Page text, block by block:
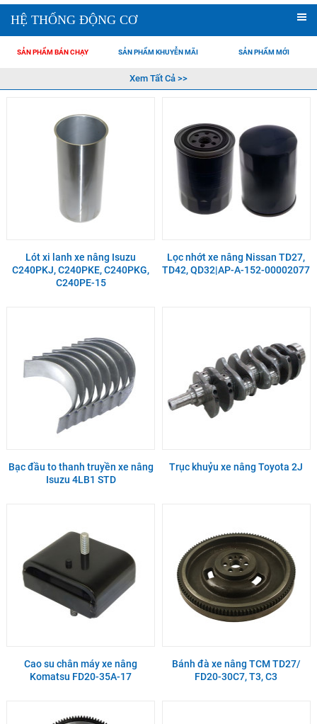
HỆ THỐNG ĐỘNG CƠ
SẢN PHẨM BÁN CHẠY SẢN PHẨM KHUYỄN MÃI SẢN PHẨM MỚI
Xem Tất Cả >>
Lót xi lanh xe nâng Isuzu
C240PKJ, C240PKE, C240PKG,
C240PE-15
Lọc nhớt xe nâng Nissan TD27,
TD42, QD32|AP-A-152-00002077
Bạc đầu to thanh truyền xe nâng
Isuzu 4LB1 STD
Trục khuỷu xe nâng Toyota 2J
Cao su chân máy xe nâng
Komatsu FD20-35A-17
Bánh đà xe nâng TCM TD27/
FD20-30C7, T3, C3